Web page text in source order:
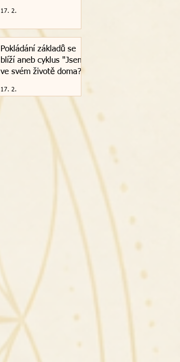
17. 2.
Pokládání základů se
blíží aneb cyklus "Jsem
ve svém životě doma?"
17. 2.